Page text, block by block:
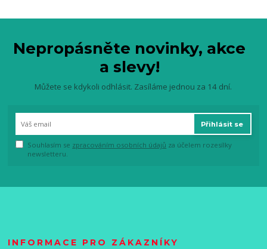
Nepropásněte novinky, akce
a slevy!
Můžete se kdykoli odhlásit. Zasíláme jednou za 14 dní.
Přihlásit se
Souhlasím se zpracováním osobních údajů za účelem rozesílky
newsletteru.
INFORMACE PRO ZÁKAZNÍKY